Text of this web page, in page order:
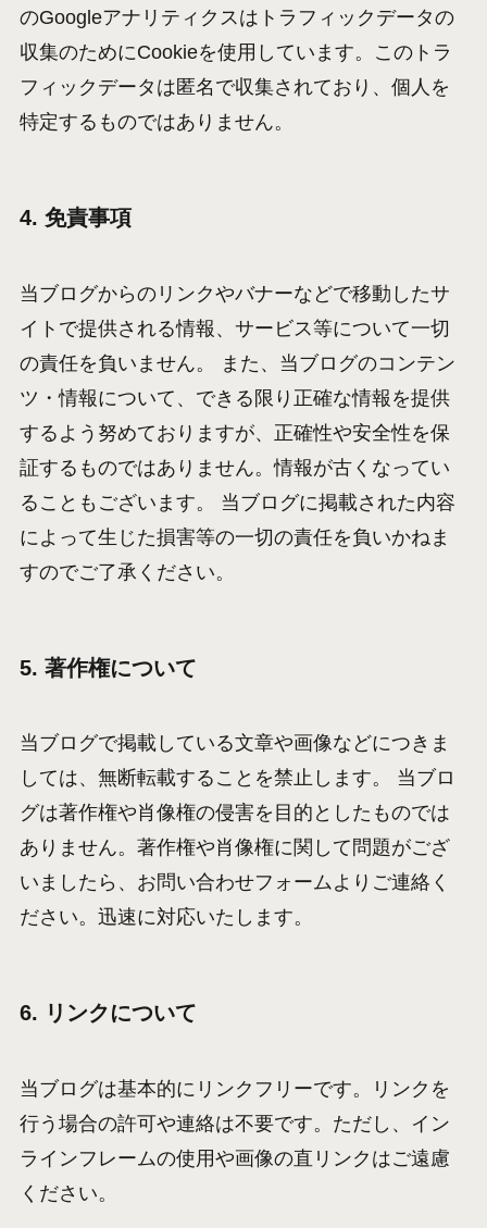
のGoogleアナリティクスはトラフィックデータの
収集のためにCookieを使用しています。このトラ
フィックデータは匿名で収集されており、個人を
特定するものではありません。
4. 免責事項
当ブログからのリンクやバナーなどで移動したサ
イトで提供される情報、サービス等について一切
の責任を負いません。 また、当ブログのコンテン
ツ・情報について、できる限り正確な情報を提供
するよう努めておりますが、正確性や安全性を保
証するものではありません。情報が古くなってい
ることもございます。 当ブログに掲載された内容
によって生じた損害等の一切の責任を負いかねま
すのでご了承ください。
5. 著作権について
当ブログで掲載している文章や画像などにつきま
しては、無断転載することを禁止します。 当ブロ
グは著作権や肖像権の侵害を目的としたものでは
ありません。著作権や肖像権に関して問題がござ
いましたら、お問い合わせフォームよりご連絡く
ださい。迅速に対応いたします。
6. リンクについて
当ブログは基本的にリンクフリーです。リンクを
行う場合の許可や連絡は不要です。ただし、イン
ラインフレームの使用や画像の直リンクはご遠慮
ください。